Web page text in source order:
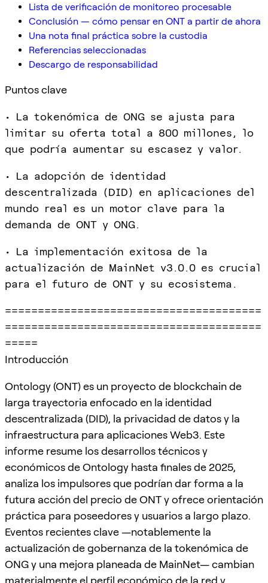
Lista de verificación de monitoreo procesable
Conclusión — cómo pensar en ONT a partir de ahora
Una nota final práctica sobre la custodia
Referencias seleccionadas
Descargo de responsabilidad
Puntos clave
• La tokenómica de ONG se ajusta para
limitar su oferta total a 800 millones, lo
que podría aumentar su escasez y valor.
• La adopción de identidad
descentralizada (DID) en aplicaciones del
mundo real es un motor clave para la
demanda de ONT y ONG.
• La implementación exitosa de la
actualización de MainNet v3.0.0 es crucial
para el futuro de ONT y su ecosistema.
=======================================
=======================================
=====
Introducción
Ontology (ONT) es un proyecto de blockchain de
larga trayectoria enfocado en la identidad
descentralizada (DID), la privacidad de datos y la
infraestructura para aplicaciones Web3. Este
informe resume los desarrollos técnicos y
económicos de Ontology hasta finales de 2025,
analiza los impulsores que podrían dar forma a la
futura acción del precio de ONT y ofrece orientación
práctica para poseedores y usuarios a largo plazo.
Eventos recientes clave —notablemente la
actualización de gobernanza de la tokenómica de
ONG y una mejora planeada de MainNet— cambian
materialmente el perfil económico de la red y